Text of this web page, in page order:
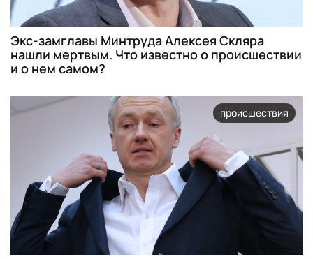
Экс-замглавы Минтруда Алексея Скляра
нашли мертвым. Что известно о происшествии
и о нем самом?
происшествия